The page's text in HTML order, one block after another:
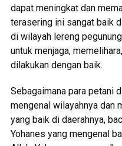
dapat meningkat dan
terasering ini sangat baik
di wilayah lereng
untuk menjaga,
dilakukan dengan baik.
Sebagaimana para petani
mengenal wilayahnya dan
yang baik di daerahnya,
Yohanes yang mengenal